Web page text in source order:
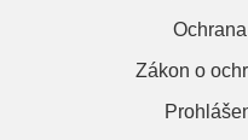
Zákon o